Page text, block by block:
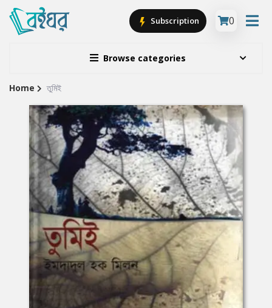
Browse categories
Subscription 0
Site
Breadcrumb
Home তুমিই